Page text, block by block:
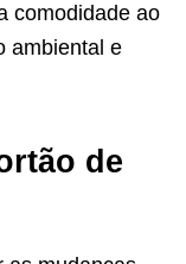
comodidade ao
ambiental e
de